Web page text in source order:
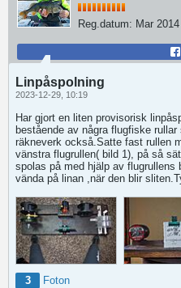
Reg.datum: Mar 2014
Linpåspolning
2023-12-29, 10:19
Har gjort en liten provisorisk
bestående av några flugfiske
räkneverk också.Satte fast rullen
vänstra flugrullen( bild 1), på så
spolas på med hjälp av
vända på linan ,när den blir
3
Foton